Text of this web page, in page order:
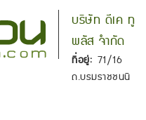
บริษัท ดีเค ทู
พลัส จำกัด
ที่อยู่: 71/16
ถ.บรมราชชนนี